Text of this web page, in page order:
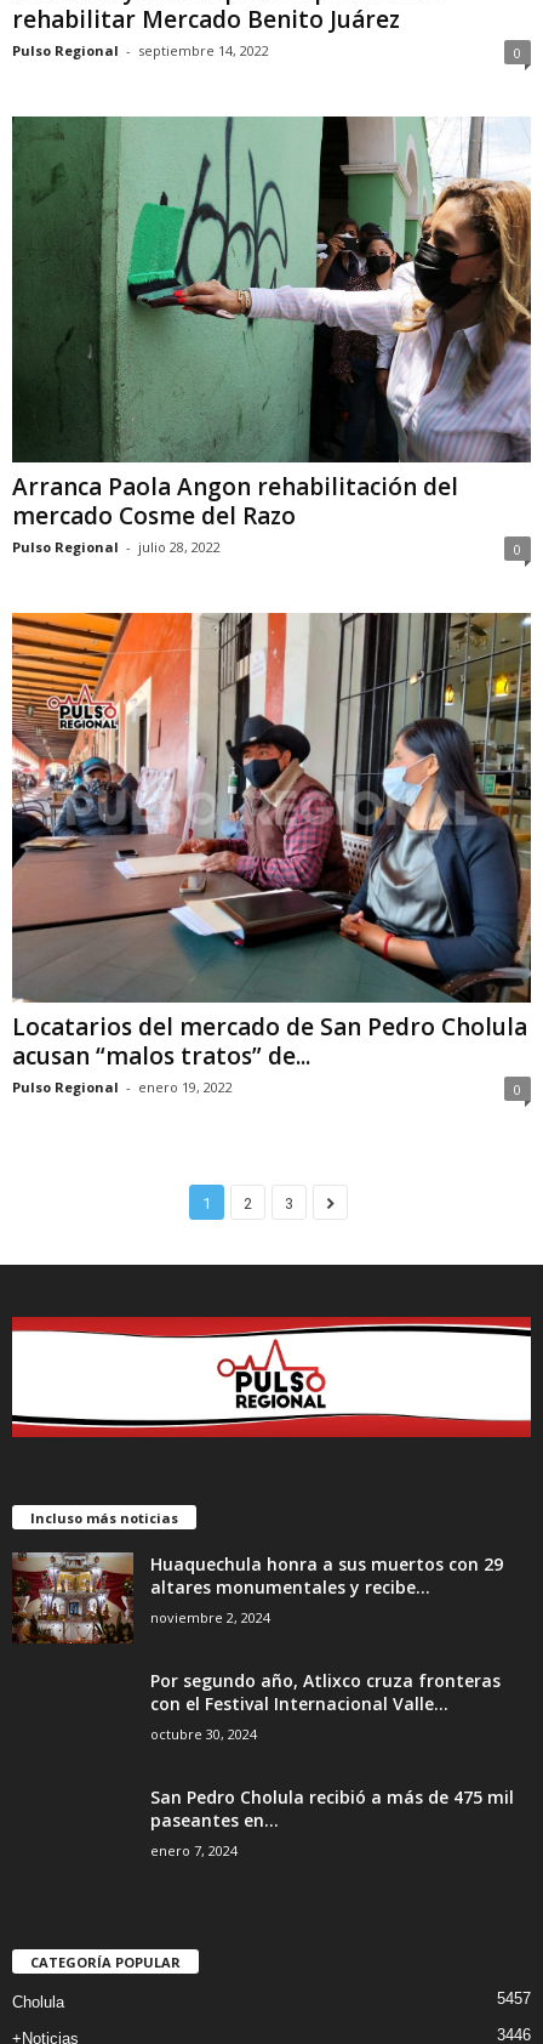
rehabilitar Mercado Benito Juárez
Pulso Regional - septiembre 14, 2022 0
Arranca Paola Angon rehabilitación del
mercado Cosme del Razo
Pulso Regional - julio 28, 2022 0
Locatarios del mercado de San Pedro Cholula
acusan “malos tratos” de...
Pulso Regional - enero 19, 2022 0
1 2 3
Incluso más noticias
Huaquechula honra a sus muertos con 29
altares monumentales y recibe...
noviembre 2, 2024
Por segundo año, Atlixco cruza fronteras
con el Festival Internacional Valle...
octubre 30, 2024
San Pedro Cholula recibió a más de 475 mil
paseantes en...
enero 7, 2024
CATEGORÍA POPULAR
Cholula 5457
+Noticias 3446